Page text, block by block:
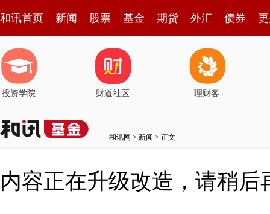
和讯首页 新闻 股票 基金 期货 外汇 债券
投资学院 财道社区 理财客
和讯网 > 新闻 > 正文
内容正在升级改造，请稍后